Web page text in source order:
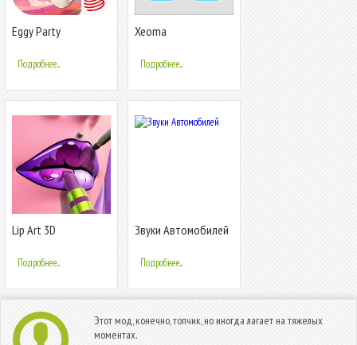
Eggy Party
Подробнее...
Xeoma
Подробнее...
Lip Art 3D
Подробнее...
Звуки Автомобилей
Подробнее...
Этот мод, конечно, топчик, но иногда лагает на тяжелых
моментах.